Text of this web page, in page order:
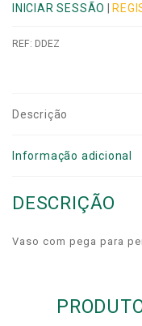
INICIAR SESSÃO
REF: DDEZ
Descrição
Informação adicional
DESCRIÇÃO
Vaso com pega para